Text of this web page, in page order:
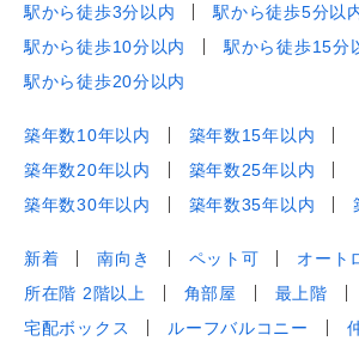
駅から徒歩3分以内
駅から徒歩5分以
駅から徒歩10分以内
駅から徒歩15分
駅から徒歩20分以内
築年数10年以内
築年数15年以内
築年数20年以内
築年数25年以内
築年数30年以内
築年数35年以内
新着 南向き ペット可
オート
所在階 2階以上
角部屋 最上階
宅配ボックス
ルーフバルコニー